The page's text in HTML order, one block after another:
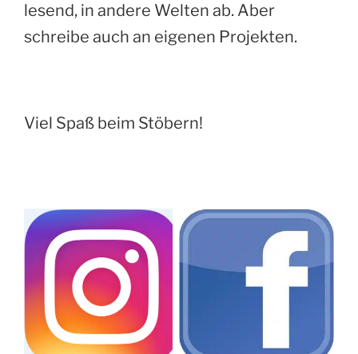
lesend, in andere Welten ab. Aber
schreibe auch an eigenen Projekten.
Viel Spaß beim Stöbern!